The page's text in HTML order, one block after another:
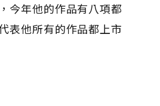
今年他的作品有八項都
表他所有的作品都上市